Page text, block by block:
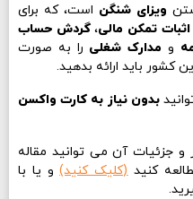
ویزای شنگن است، که برای
تمکن مالی،گردش حساب
و مدارک شغلی را به صورت
کشور باید ارائه بدهید.
بدون نیاز به کارت واکسن
و جزئیات آن می توانید مقاله
کنید (کلیک کنید) و یا با